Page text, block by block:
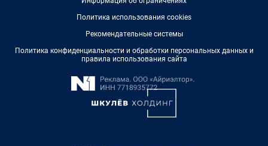
Политика использования cookies
Рекомендательные системы
Политика конфиденциальности и обработки персональных данных и
правила использования сайта